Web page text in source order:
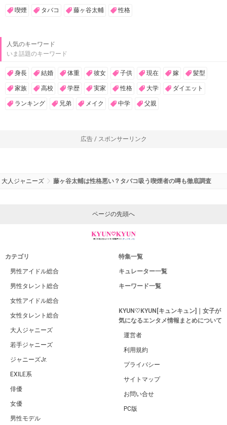
喫煙 タバコ 藤ヶ谷太輔 性格
人気のキーワード
いま話題のキーワード
身長 結婚 体重 彼女 子供 現在 嫁 髪型
家族 高校 学歴 実家 性格 大学 ダイエット
ランキング 兄弟 メイク 中学 父親
広告 / スポンサーリンク
大人ジャニーズ 藤ヶ谷太輔は性格悪い？タバコ吸う喫煙者の噂も徹底調査
ページの先頭へ
カテゴリ
男性アイドル総合
男性タレント総合
女性アイドル総合
女性タレント総合
大人ジャニーズ
若手ジャニーズ
ジャニーズJr.
EXILE系
俳優
女優
男性モデル
特集一覧
キュレーター一覧
キーワード一覧
KYUN♡KYUN[キュンキュン]｜女子が
気になるエンタメ情報まとめについて
運営者
利用規約
プライバシー
サイトマップ
お問い合せ
PC版